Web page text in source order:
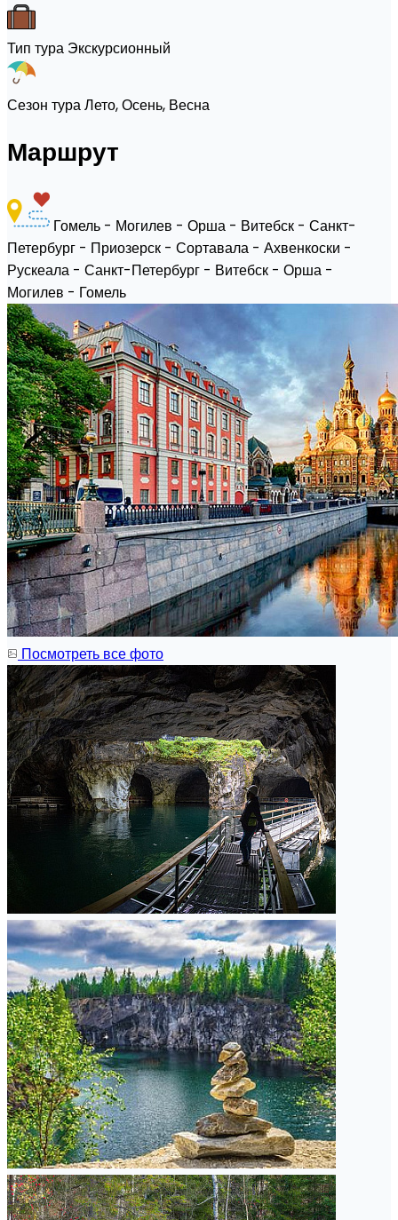
Тип тура Экскурсионный
Сезон тураЛето, Осень, Весна
Маршрут
Гомель - Могилев - Орша - Витебск - Санкт-
Петербург - Приозерск - Сортавала - Ахвенкоски -
Рускеала - Санкт-Петербург - Витебск - Орша -
Могилев - Гомель
Посмотреть все фото